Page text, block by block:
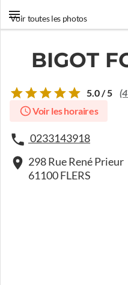
Voir toutes les photos
BIGOT
5.0 / 5
Voir les horaires
0233143918
298 Rue René Prieur
61100 FLERS